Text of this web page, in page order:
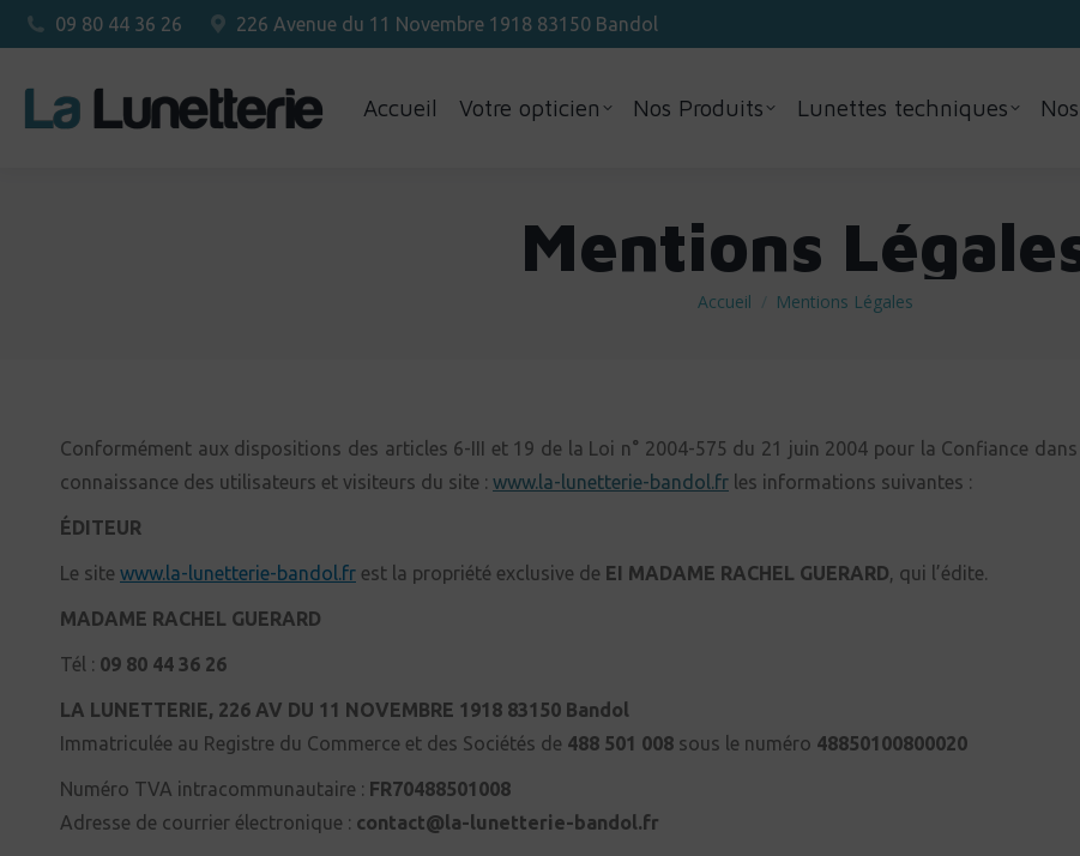
09 80 44 36 26 226 Avenue du 11 Novembre 1918 83150 Bandol
Accueil Votre opticien Nos Produits Lunettes techniques
Mentions
Vous êtes ici :
Accueil Mentions Légales
Conformément aux dispositions des articles 6-III et 19 de la Loi n° 2004-575 du 21 juin 2004 pour la Confiance dans
connaissance des utilisateurs et visiteurs du site : www.la-lunetterie-bandol.fr les informations suivantes :
ÉDITEUR
Le site www.la-lunetterie-bandol.fr est la propriété exclusive de EI MADAME RACHEL GUERARD, qui l’édite.
MADAME RACHEL GUERARD
Tél : 09 80 44 36 26
LA LUNETTERIE, 226 AV DU 11 NOVEMBRE 1918 83150 Bandol
Immatriculée au Registre du Commerce et des Sociétés de 488 501 008 sous le numéro 48850100800020
Numéro TVA intracommunautaire : FR70488501008
Adresse de courrier électronique : contact@la-lunetterie-bandol.fr